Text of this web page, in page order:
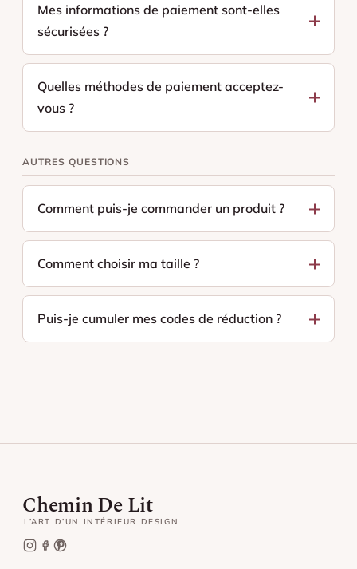
Mes informations de paiement sont-elles
sécurisées ?
Quelles méthodes de paiement acceptez-
vous ?
AUTRES QUESTIONS
Comment puis-je commander un produit ?
Comment choisir ma taille ?
Puis-je cumuler mes codes de réduction ?
Chemin De Lit
L’ART D’UN INTÉRIEUR DESIGN